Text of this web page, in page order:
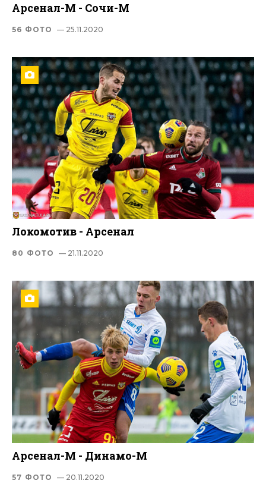
Арсенал-М - Сочи-М
56 ФОТО — 25.11.2020
Локомотив - Арсенал
80 ФОТО — 21.11.2020
Арсенал-М - Динамо-М
57 ФОТО — 20.11.2020